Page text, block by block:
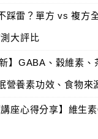
踩雷？單方 vs 複方
大評比
新】GABA、穀維素
營養素功效、食物來
講座心得分享】維生